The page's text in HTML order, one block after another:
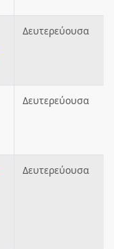
Δευτερεύουσα
Δευτερεύουσα
Δευτερεύουσα